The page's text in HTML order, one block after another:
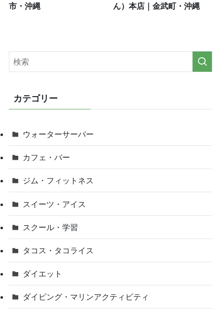
市・沖縄
ん）本店｜金武町・沖縄
カテゴリー
ウォーターサーバー
カフェ・バー
ジム・フィットネス
スイーツ・アイス
スクール・学習
タコス・タコライス
ダイエット
ダイビング・マリンアクティビティ